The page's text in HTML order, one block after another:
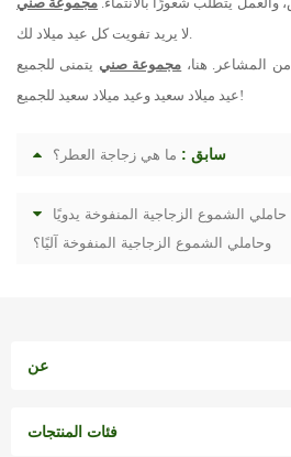
لا يريد تفويت كل عيد ميلاد لك.
المشاعر. هنا، مجموعة صني يتمنى للجميع
عيد ميلاد سعيد وعيد ميلاد سعيد للجميع!
سابق : ما هي زجاجة العطر؟
الشموع الزجاجية المنفوخة يدويًا
وحاملي الشموع الزجاجية المنفوخة آليًا؟
عن
فئات المنتجات